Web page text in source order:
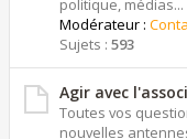
politique,
Modérateur :
Sujets : 593
Agir avec
Toutes vos
nouvelles